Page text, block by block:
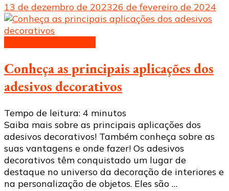
13 de dezembro de 202326 de fevereiro de 2024
Conheça as principais aplicações dos
adesivos decorativos
Tempo de leitura: 4 minutos
Saiba mais sobre as principais aplicações dos
adesivos decorativos! Também conheça sobre as
suas vantagens e onde fazer! Os adesivos
decorativos têm conquistado um lugar de
destaque no universo da decoração de interiores e
na personalização de objetos. Eles são …